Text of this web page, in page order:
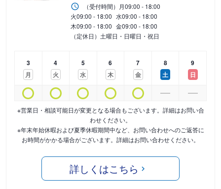
（受付時間） 月09:00 - 18:00
火09:00 - 18:00 水09:00 - 18:00
木09:00 - 18:00 金09:00 - 18:00
（定休日）土曜日・日曜日・祝日
3
月
4
火
5
水
6
木
7
金
8
土
9
日
※営業日・相談可能日が変更となる場合もございます。詳細はお問い合
わせください。
※年末年始休暇および夏季休暇期間中など、お問い合わせへのご返答に
お時間がかかる場合がございます。詳細はお問い合わせください。
詳しくはこちら